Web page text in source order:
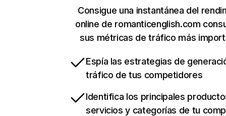
Consigue una instantánea del
online de romanticenglish.com
sus métricas de tráfico más
Espía las estrategias de
tráfico de tus competidores
Identifica los principales
servicios y categorías de tu